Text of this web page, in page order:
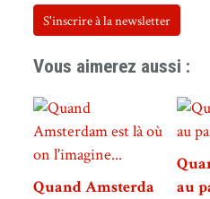
S'inscrire à la newsletter
Vous aimerez aussi :
Quand Amsterda
au